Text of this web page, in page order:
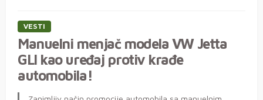
VESTI
Manuelni menjač modela VW Jetta
GLI kao uređaj protiv krađe
automobila!